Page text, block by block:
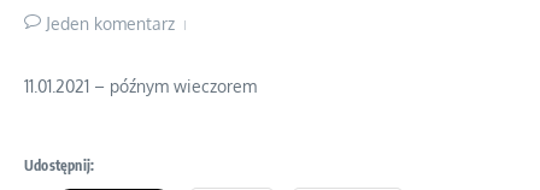
Jeden komentarz
11.01.2021 – późnym wieczorem
Udostępnij: